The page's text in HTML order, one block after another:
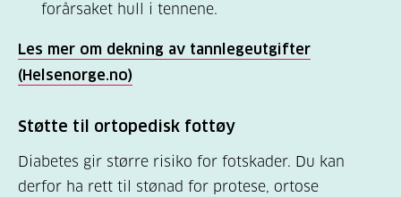
forårsaket hull i tennene.
Les mer om dekning av tannlegeutgifter
(Helsenorge.no)
Støtte til ortopedisk fottøy
Diabetes gir større risiko for fotskader. Du kan
derfor ha rett til stønad for protese, ortose